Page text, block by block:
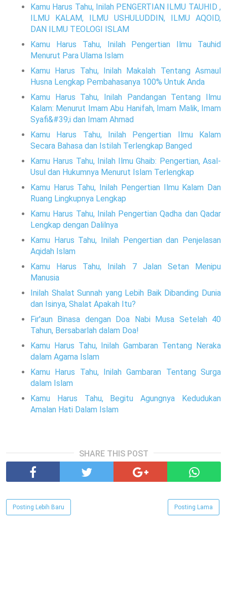
Kamu Harus Tahu, Inilah PENGERTIAN ILMU TAUHID ,
ILMU KALAM, ILMU USHULUDDIN, ILMU AQOID,
DAN ILMU TEOLOGI ISLAM
Kamu Harus Tahu, Inilah Pengertian Ilmu Tauhid
Menurut Para Ulama Islam
Kamu Harus Tahu, Inilah Makalah Tentang Asmaul
Husna Lengkap Pembahasanya 100% Untuk Anda
Kamu Harus Tahu, Inilah Pandangan Tentang Ilmu
Kalam: Menurut Imam Abu Hanifah, Imam Malik, Imam
Syafi&#39;i dan Imam Ahmad
Kamu Harus Tahu, Inilah Pengertian Ilmu Kalam
Secara Bahasa dan Istilah Terlengkap Banged
Kamu Harus Tahu, Inilah Ilmu Ghaib: Pengertian, Asal-
Usul dan Hukumnya Menurut Islam Terlengkap
Kamu Harus Tahu, Inilah Pengertian Ilmu Kalam Dan
Ruang Lingkupnya Lengkap
Kamu Harus Tahu, Inilah Pengertian Qadha dan Qadar
Lengkap dengan Dalilnya
Kamu Harus Tahu, Inilah Pengertian dan Penjelasan
Aqidah Islam
Kamu Harus Tahu, Inilah 7 Jalan Setan Menipu
Manusia
Inilah Shalat Sunnah yang Lebih Baik Dibanding Dunia
dan Isinya, Shalat Apakah Itu?
Fir'aun Binasa dengan Doa Nabi Musa Setelah 40
Tahun, Bersabarlah dalam Doa!
Kamu Harus Tahu, Inilah Gambaran Tentang Neraka
dalam Agama Islam
Kamu Harus Tahu, Inilah Gambaran Tentang Surga
dalam Islam
Kamu Harus Tahu, Begitu Agungnya Kedudukan
Amalan Hati Dalam Islam
SHARE THIS POST
Posting Lebih Baru Posting Lama